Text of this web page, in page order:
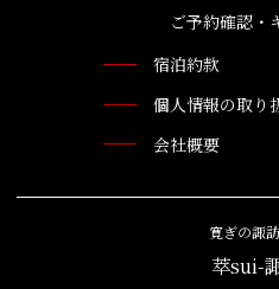
ご予約確認・
宿泊約款
個人情報の取り
会社概要
寛ぎの諏
萃sui-